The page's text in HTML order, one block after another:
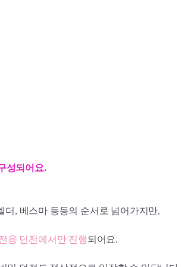
성되어요.
, 베스마 등등의 순서로 넘어가지만,
용 던전에서만 진행되어요.